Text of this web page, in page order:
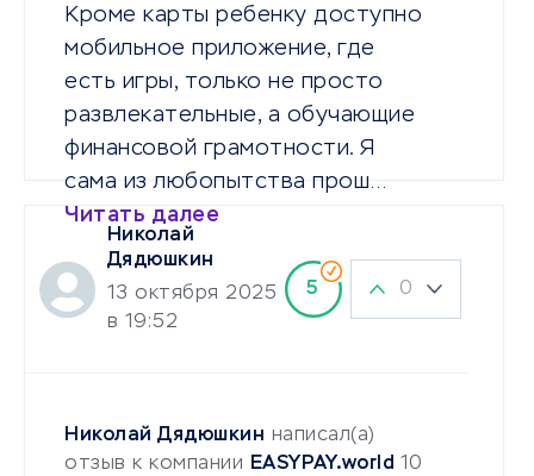
Кроме карты ребенку доступно
мобильное приложение, где
есть игры, только не просто
развлекательные, а обучающие
финансовой грамотности. Я
сама из любопытства прош…
Читать далее
Николай
Дядюшкин
13 октября 2025
в 19:52
5 0
Николай Дядюшкин написал(а)
отзыв к компании EASYPAY.world 10